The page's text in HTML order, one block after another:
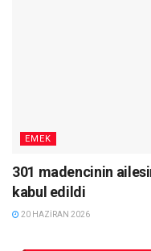
EMEK
301 madencinin
kabul edildi
20 HAZIRAN 2026